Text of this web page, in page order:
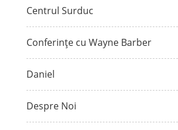
Centrul Surduc
Conferințe cu Wayne Barber
Daniel
Despre Noi